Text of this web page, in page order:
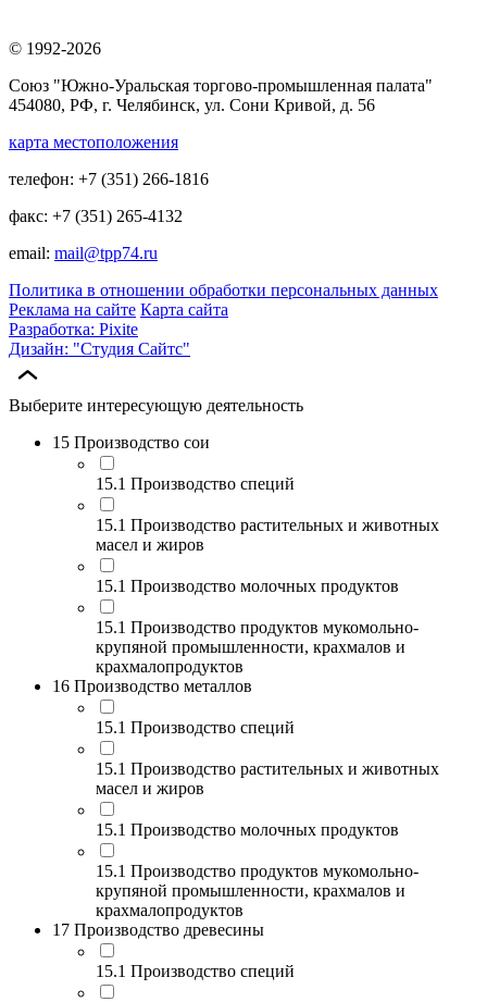
© 1992-2026
Союз "Южно-Уральская торгово-промышленная палата"
454080, РФ, г. Челябинск, ул. Сони Кривой, д. 56
карта местоположения
телефон: +7 (351) 266-1816
факс: +7 (351) 265-4132
email: mail@tpp74.ru
Политика в отношении обработки персональных данных
Реклама на сайте Карта сайта
Разработка: Pixite
Дизайн: "Студия Сайтс"
Выберите интересующую деятельность
15 Производство сои
15.1 Производство специй
15.1 Производство растительных и животных
масел и жиров
15.1 Производство молочных продуктов
15.1 Производство продуктов мукомольно-
крупяной промышленности, крахмалов и
крахмалопродуктов
16 Производство металлов
15.1 Производство специй
15.1 Производство растительных и животных
масел и жиров
15.1 Производство молочных продуктов
15.1 Производство продуктов мукомольно-
крупяной промышленности, крахмалов и
крахмалопродуктов
17 Производство древесины
15.1 Производство специй